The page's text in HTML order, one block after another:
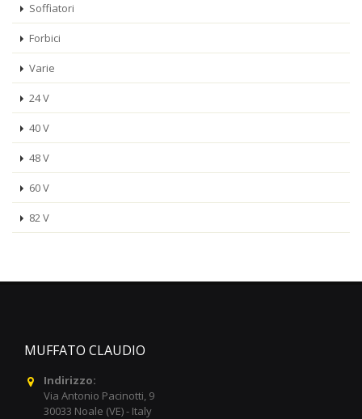
Soffiatori
Forbici
Varie
24 V
40 V
48 V
60 V
82 V
MUFFATO CLAUDIO
Indirizzo:
Via Antonio Pacinotti, 9
30033 Noale (VE) - Italy